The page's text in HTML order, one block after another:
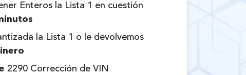
Enteros la Lista 1 en cuestión
la Lista 1 o le devolvemos
2290 Corrección de VIN